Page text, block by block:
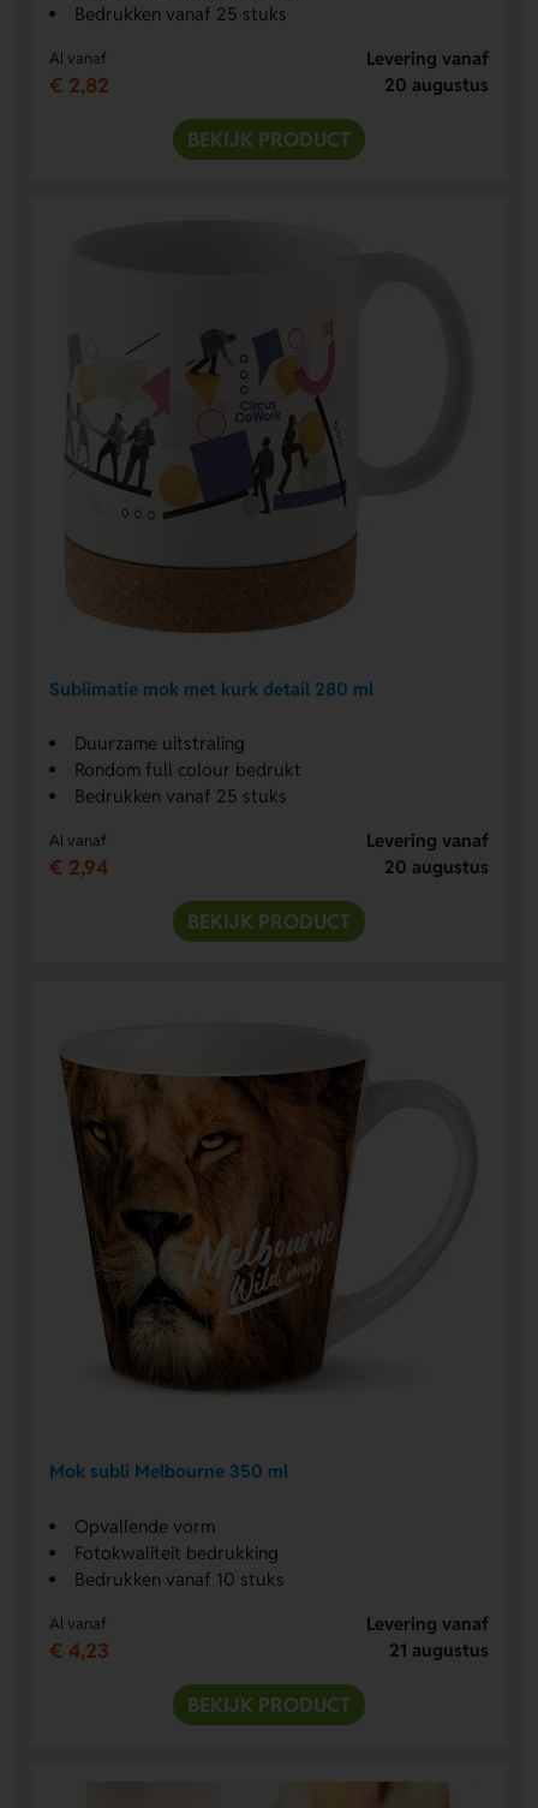
Bedrukken vanaf 25 stuks
Al vanaf
€ 2,82
Levering vanaf
20 augustus
BEKIJK PRODUCT
Sublimatie mok met kurk detail 280 ml
Duurzame uitstraling
Rondom full colour bedrukt
Bedrukken vanaf 25 stuks
Al vanaf
€ 2,94
Levering vanaf
20 augustus
BEKIJK PRODUCT
Mok subli Melbourne 350 ml
Opvallende vorm
Fotokwaliteit bedrukking
Bedrukken vanaf 10 stuks
Al vanaf
€ 4,23
Levering vanaf
21 augustus
BEKIJK PRODUCT